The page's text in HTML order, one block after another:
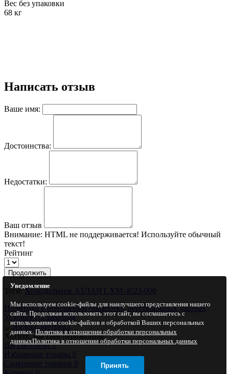
Вес без упаковки
68 кг
Написать отзыв
Ваше имя:
Достоинства:
Недостатки:
Ваш отзыв
Внимание: HTML не поддерживается! Используйте обычный
текст!
Рейтинг
Продолжить
Теги:Холодильник АТЛАНТ ХМ-4023-000
Политика в отношении обработки персональных данных
Условия соглашения
Хотите, мы Вам перезвоним?
Вы смотрели 1
Избранные товары
0
Сравнение товаров 0
Уведомление
Мы используем cookie-файлы для наилучшего представления нашего
сайта. Продолжая использовать этот сайт, вы соглашаетесь с
использованием cookie-файлов и обработкой Ваших персональных
данных.Политика в отношении обработки персональных
данныхПолитика в отношении обработки персональных данных
Принять